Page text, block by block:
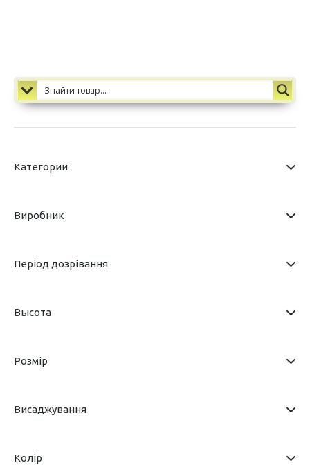
Категории
Виробник
Період дозрівання
Высота
Розмір
Висаджування
Колір